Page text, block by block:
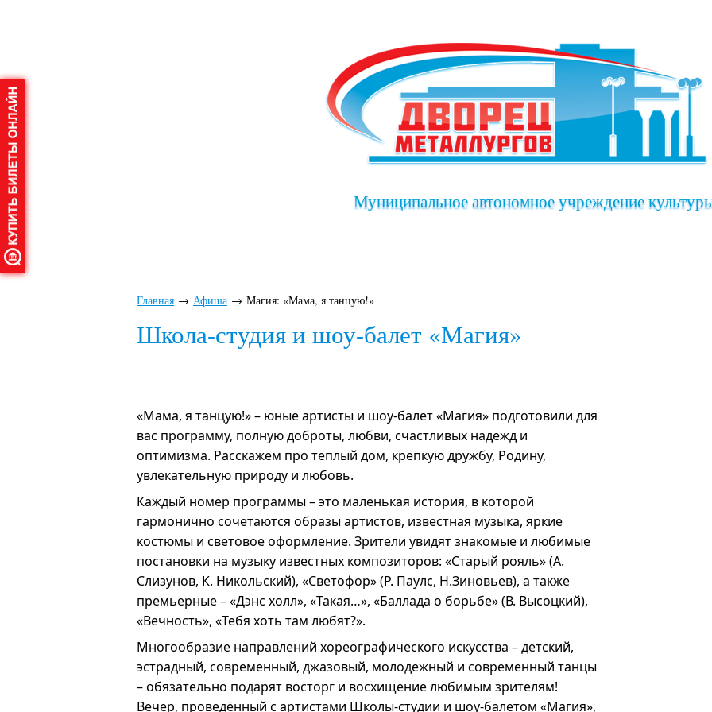
Муниципальное автономное учреждение
Главная → Афиша → Магия: «Мама, я танцую!»
Школа-студия и шоу-балет «Магия»
«Мама, я танцую!» – юные артисты и шоу-балет «Магия» подготовили для
вас программу, полную доброты, любви, счастливых надежд и
оптимизма. Расскажем про тёплый дом, крепкую дружбу, Родину,
увлекательную природу и любовь.
Каждый номер программы – это маленькая история, в которой
гармонично сочетаются образы артистов, известная музыка, яркие
костюмы и световое оформление. Зрители увидят знакомые и любимые
постановки на музыку известных композиторов: «Старый рояль» (А.
Слизунов, К. Никольский), «Светофор» (Р. Паулс, Н.Зиновьев), а также
премьерные – «Дэнс холл», «Такая…», «Баллада о борьбе» (В. Высоцкий),
«Вечность», «Тебя хоть там любят?».
Многообразие направлений хореографического искусства – детский,
эстрадный, современный, джазовый, молодежный и современный танцы
– обязательно подарят восторг и восхищение любимым зрителям!
Вечер, проведённый с артистами Школы-студии и шоу-балетом «Магия»,